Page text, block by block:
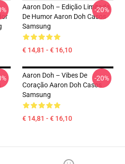
Aaron Doh – Edição Limitada
De Humor Aaron Doh Casos
Samsung
€ 14,81 - € 16,10
-20%
Aaron Doh – Vibes De
Coração Aaron Doh Casos
Samsung
€ 14,81 - € 16,10
-20%